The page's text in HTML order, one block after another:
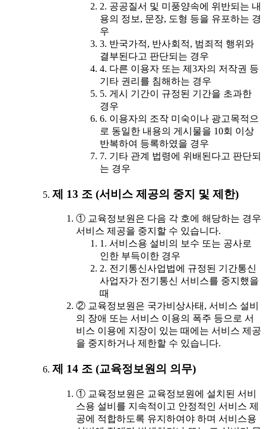
2. 공공질서 및 미풍양속에 위반되는 내
용의 정보, 문장, 도형 등을 유포하는 경
우
3. 반국가적, 반사회적, 범죄적 행위와
결부된다고 판단되는 경우
4. 다른 이용자 또는 제3자의 저작권 등
기타 권리를 침해하는 경우
5. 게시 기간이 규정된 기간을 초과한
경우
6. 이용자의 조작 미숙이나 광고목적으
로 동일한 내용의 게시물을 10회 이상
반복하여 등록하였을 경우
7. 기타 관계 법령에 위배된다고 판단되
는 경우
제 13 조 (서비스 제공의 중지 및 제한)
① 교육정보원은 다음 각 호에 해당하는 경우
서비스 제공을 중지할 수 있습니다.
1. 서비스용 설비의 보수 또는 공사로
인한 부득이한 경우
2. 전기통신사업법에 규정된 기간통신
사업자가 전기통신 서비스를 중지했을
때
② 교육정보원은 국가비상사태, 서비스 설비
의 장애 또는 서비스 이용의 폭주 등으로 서
비스 이용에 지장이 있는 때에는 서비스 제공
을 중지하거나 제한할 수 있습니다.
제 14 조 (교육정보원의 의무)
① 교육정보원은 교육정보원에 설치된 서비
스용 설비를 지속적이고 안정적인 서비스 제
공에 적합하도록 유지하여야 하며 서비스용